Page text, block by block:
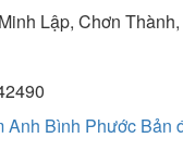
Lập, Chơn
Anh Bình Phước Bản